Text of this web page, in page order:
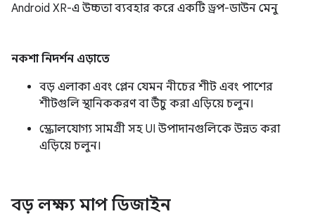
Android XR-এ উচ্চতা ব্যবহার করে একটি ড্রপ-ডাউন মেনু
নকশা নিদর্শন এড়াতে
বড় এলাকা এবং প্লেন যেমন নীচের শীট এবং পাশের
শীটগুলি স্থানিককরণ বা উঁচু করা এড়িয়ে চলুন।
স্ক্রোলযোগ্য সামগ্রী সহ UI উপাদানগুলিকে উন্নত করা
এড়িয়ে চলুন।
বড় লক্ষ্য মাপ ডিজাইন